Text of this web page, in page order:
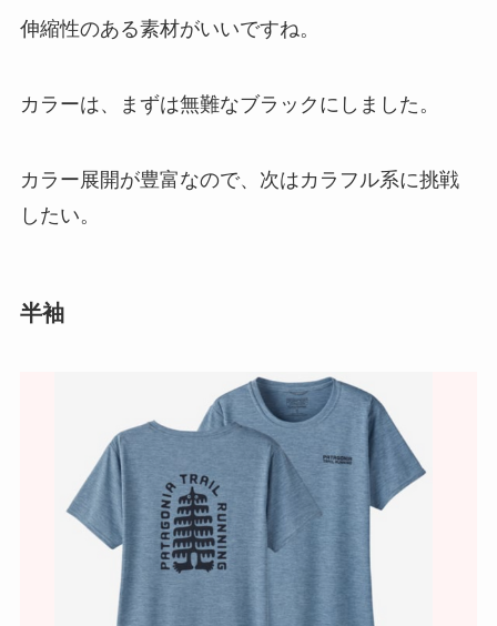
伸縮性のある素材がいいですね。
カラーは、まずは無難なブラックにしました。
カラー展開が豊富なので、次はカラフル系に挑戦
したい。
半袖